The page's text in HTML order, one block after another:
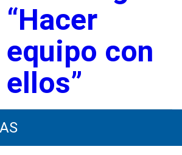
“Hacer
equipo con
ellos”